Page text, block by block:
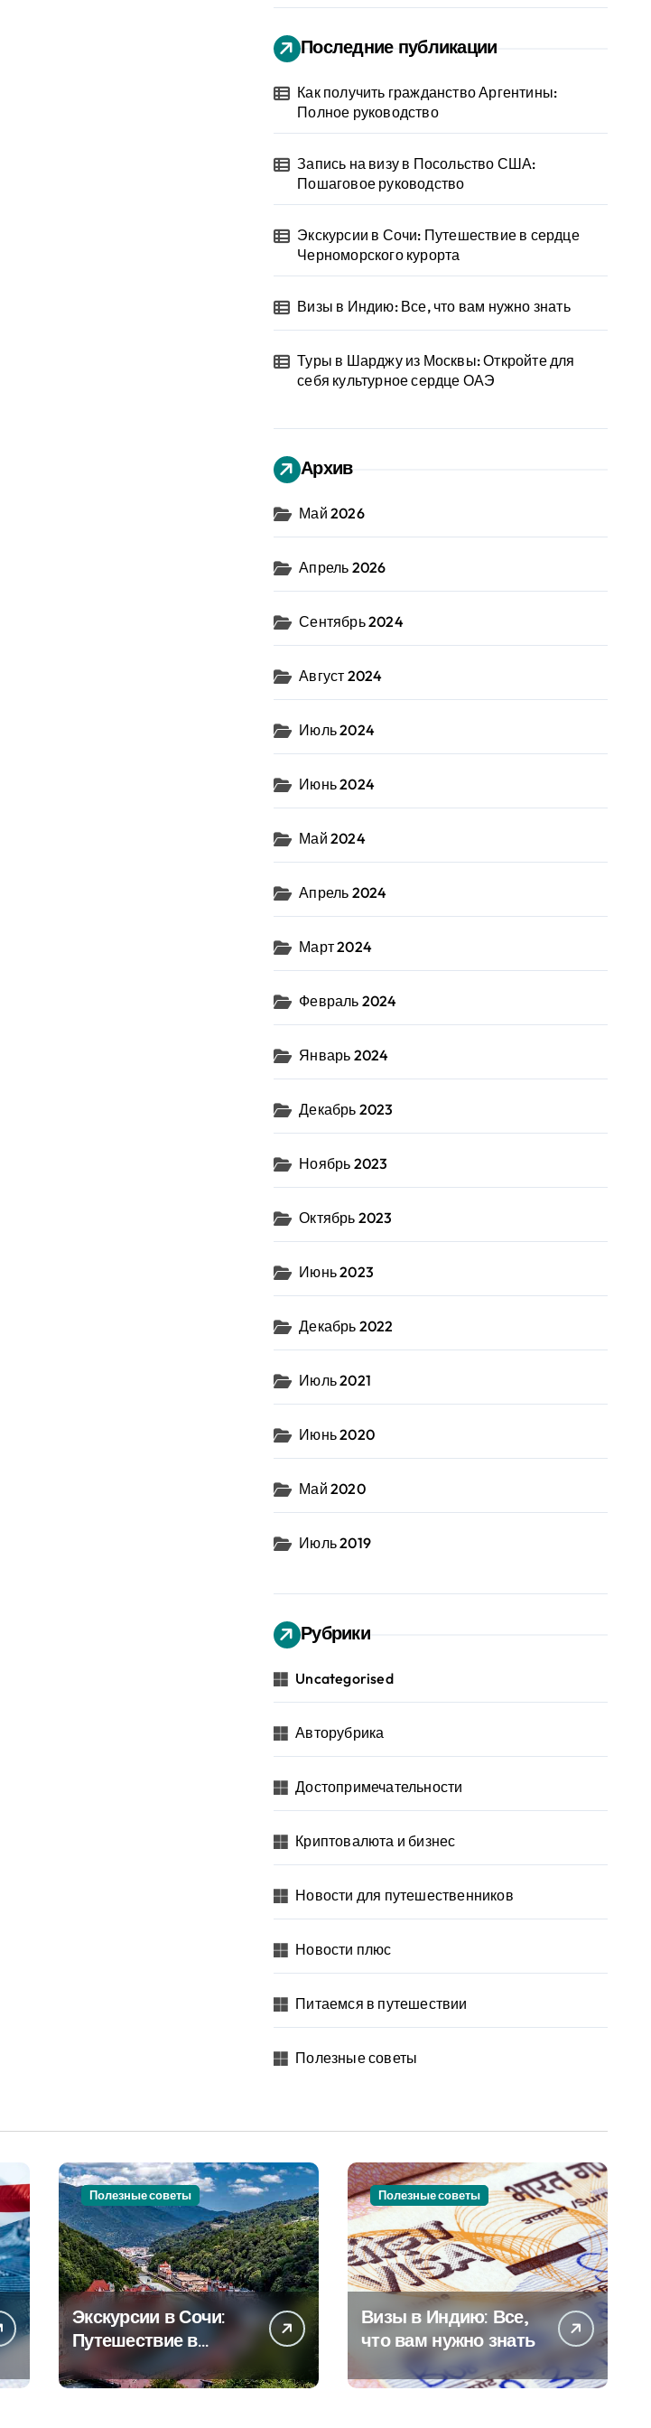
Последние публикации
Как получить гражданство Аргентины:
Полное руководство
Запись на визу в Посольство США:
Пошаговое руководство
Экскурсии в Сочи: Путешествие в сердце
Черноморского курорта
Визы в Индию: Все, что вам нужно знать
Туры в Шарджу из Москвы: Откройте для
себя культурное сердце ОАЭ
Архив
Май 2026
Апрель 2026
Сентябрь 2024
Август 2024
Июль 2024
Июнь 2024
Май 2024
Апрель 2024
Март 2024
Февраль 2024
Январь 2024
Декабрь 2023
Ноябрь 2023
Октябрь 2023
Июнь 2023
Декабрь 2022
Июль 2021
Июнь 2020
Май 2020
Июль 2019
Рубрики
Uncategorised
Авторубрика
Достопримечательности
Криптовалюта и бизнес
Новости для путешественников
Новости плюс
Питаемся в путешествии
Полезные советы
Полезные советы
Экскурсии в Сочи:
Путешествие в
сердце
Черноморского
Полезные советы
Визы в Индию: Все,
что вам нужно знать